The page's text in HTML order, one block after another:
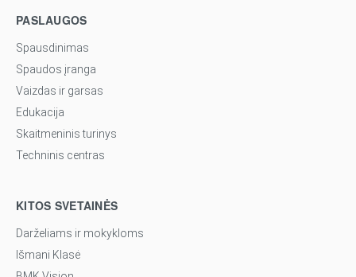
PASLAUGOS
Spausdinimas
Spaudos įranga
Vaizdas ir garsas
Edukacija
Skaitmeninis turinys
Techninis centras
KITOS SVETAINĖS
Darželiams ir mokykloms
Išmani Klasė